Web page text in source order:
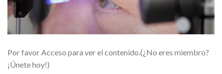
Por favor Acceso para ver el contenido.(¿No eres miembro?
¡Únete hoy!)